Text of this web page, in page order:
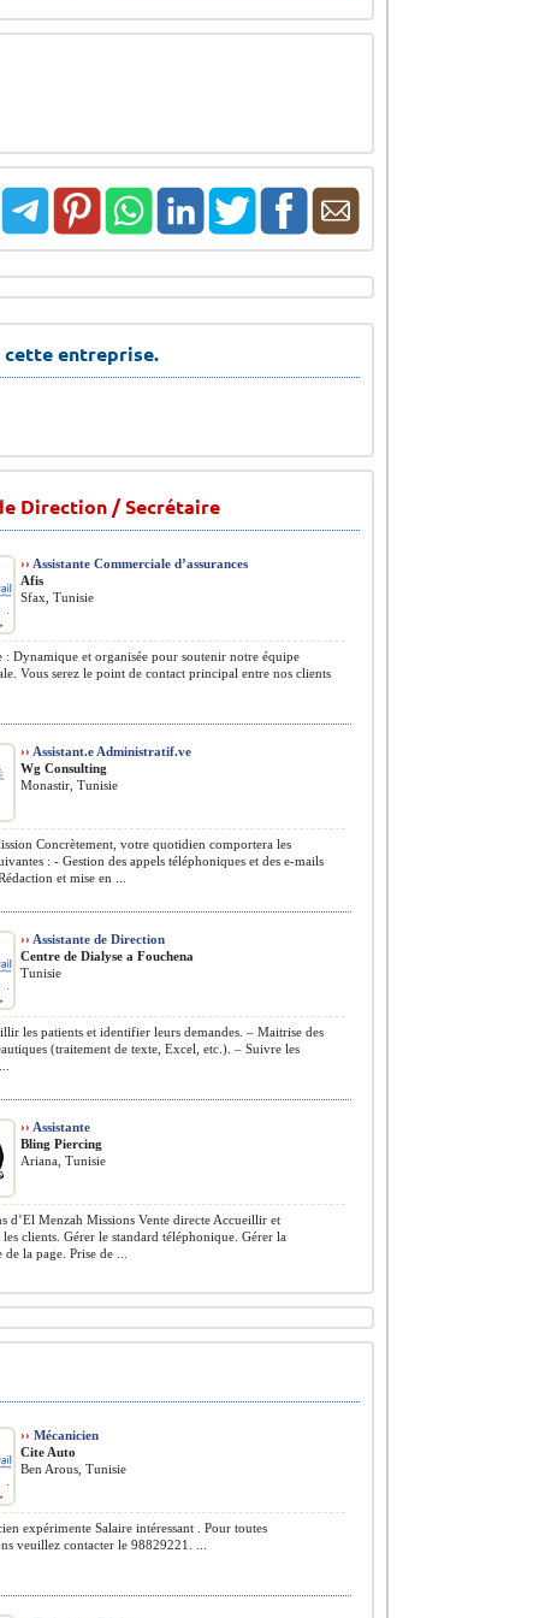
cette entreprise.
Direction / Secrétaire
›› Assistante Commerciale d’assurances
Afis
Sfax, Tunisie
: Dynamique et organisée pour soutenir notre équipe
Vous serez le point de contact principal entre nos clients
›› Assistant.e Administratif.ve
Wg Consulting
Monastir, Tunisie
Concrètement, votre quotidien comportera les
: - Gestion des appels téléphoniques et des e-mails
et mise en ...
›› Assistante de Direction
Centre de Dialyse a Fouchena
Tunisie
les patients et identifier leurs demandes. – Maitrise des
(traitement de texte, Excel, etc.). – Suivre les
›› Assistante
Bling Piercing
Ariana, Tunisie
d’El Menzah Missions Vente directe Accueillir et
les clients. Gérer le standard téléphonique. Gérer la
de la page. Prise de ...
›› Mécanicien
Cite Auto
Ben Arous, Tunisie
expérimente Salaire intéressant . Pour toutes
veuillez contacter le 98829221. ...